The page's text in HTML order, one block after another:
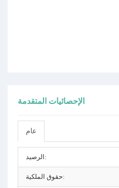
الإحصائيات المتقدمة
عام
الرصيد:
حقوق الملكية: